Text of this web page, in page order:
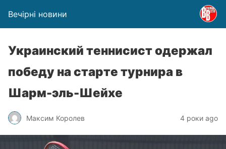
Вечірні новини
Украинский теннисист одержал
победу на старте турнира в
Шарм-эль-Шейхе
Максим Королев 4 роки ago